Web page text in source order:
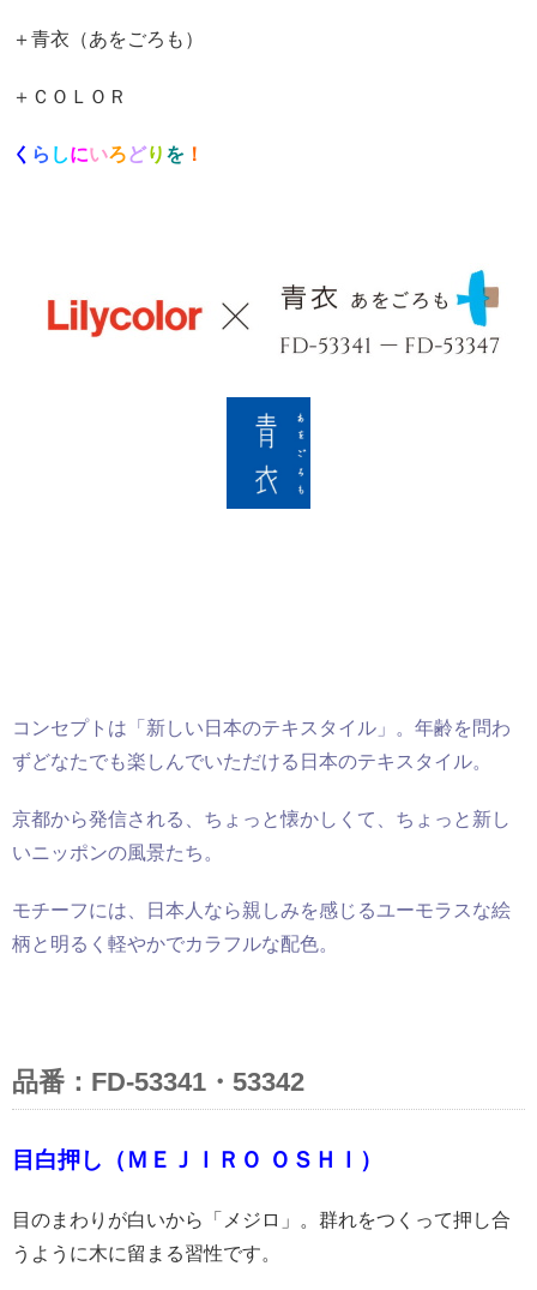
＋青衣（あをごろも）
＋ＣＯＬＯＲ
く ら しにいろどり を ！
コンセプトは「新しい日本のテキスタイル」。年齢を問わ
ずどなたでも楽しんでいただける日本のテキスタイル。
京都から発信される、ちょっと懐かしくて、ちょっと新し
いニッポンの風景たち。
モチーフには、日本人なら親しみを感じるユーモラスな絵
柄と明るく軽やかでカラフルな配色。
品番：FD-53341・53342
目白押し（ＭＥＪＩＲＯ ＯＳＨＩ）
目のまわりが白いから「メジロ」。群れをつくって押し合
うように木に留まる習性です。